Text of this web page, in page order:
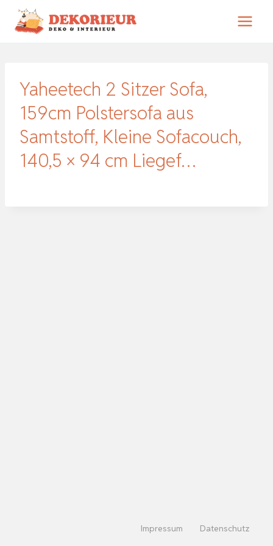
Zum
Inhalt
Yaheetech 2 Sitzer Sofa,
159cm Polstersofa aus
Samtstoff, Kleine Sofacouch,
140,5 × 94 cm Liegef…
Impressum Datenschutz